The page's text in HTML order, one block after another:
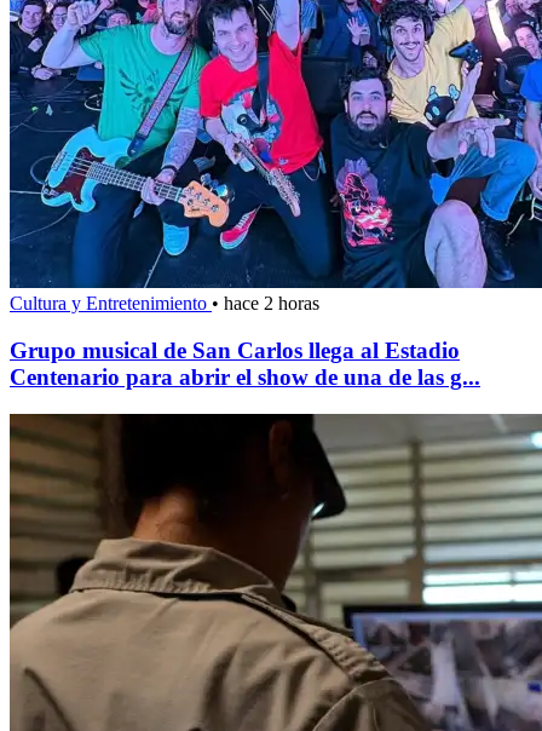
Cultura y Entretenimiento • hace 2 horas
Grupo musical de San Carlos llega al Estadio
Centenario para abrir el show de una de las g...